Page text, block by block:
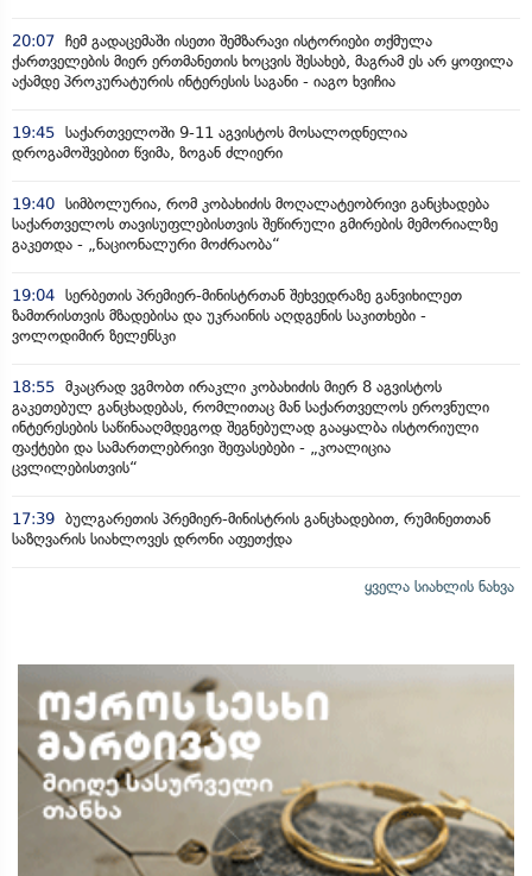
20:07 ჩემ გადაცემაში ისეთი შემზარავი ისტორიები თქმულა
ქართველების მიერ ერთმანეთის ხოცვის შესახებ, მაგრამ ეს არ ყოფილა
აქამდე პროკურატურის ინტერესის საგანი - იაგო ხვიჩია
19:45 საქართველოში 9-11 აგვისტოს მოსალოდნელია
დროგამოშვებით წვიმა, ზოგან ძლიერი
19:40 სიმბოლურია, რომ კობახიძის მოღალატეობრივი განცხადება
საქართველოს თავისუფლებისთვის შეწირული გმირების მემორიალზე
გაკეთდა - „ნაციონალური მოძრაობა“
19:04 სერბეთის პრემიერ-მინისტრთან შეხვედრაზე განვიხილეთ
ზამთრისთვის მზადებისა და უკრაინის აღდგენის საკითხები -
ვოლოდიმირ ზელენსკი
18:55 მკაცრად ვგმობთ ირაკლი კობახიძის მიერ 8 აგვისტოს
გაკეთებულ განცხადებას, რომლითაც მან საქართველოს ეროვნული
ინტერესების საწინააღმდეგოდ შეგნებულად გააყალბა ისტორიული
ფაქტები და სამართლებრივი შეფასებები - „კოალიცია
ცვლილებისთვის“
17:39 ბულგარეთის პრემიერ-მინისტრის განცხადებით, რუმინეთთან
საზღვარის სიახლოვეს დრონი აფეთქდა
ყველა სიახლის ნახვა